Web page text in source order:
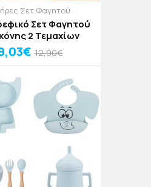
Σετ Φαγητού
Σετ Φαγητού
2 Τεμαχίων
12,90€